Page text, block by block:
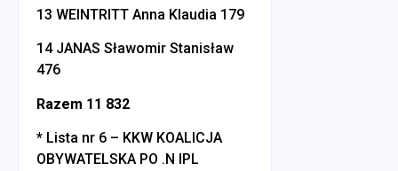
13 WEINTRITT Anna Klaudia 179
14 JANAS Sławomir Stanisław
476
Razem 11 832
* Lista nr 6 – KKW KOALICJA
OBYWATELSKA PO .N IPL